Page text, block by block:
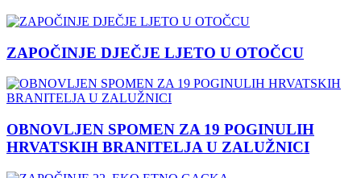
ZAPOČINJE DJEČJE LJETO U OTOČCU
OBNOVLJEN SPOMEN ZA 19 POGINULIH
HRVATSKIH BRANITELJA U ZALUŽNICI